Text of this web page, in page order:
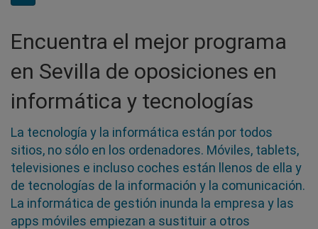
Encuentra el mejor programa
en Sevilla de oposiciones en
informática y tecnologías
La tecnología y la informática están por todos
sitios, no sólo en los ordenadores. Móviles, tablets,
televisiones e incluso coches están llenos de ella y
de tecnologías de la información y la comunicación.
La informática de gestión inunda la empresa y las
apps móviles empiezan a sustituir a otros